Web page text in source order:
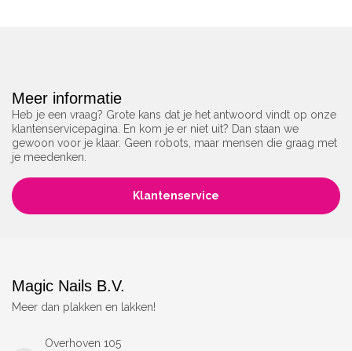
Meer informatie
Heb je een vraag? Grote kans dat je het antwoord vindt op onze
klantenservicepagina. En kom je er niet uit? Dan staan we
gewoon voor je klaar. Geen robots, maar mensen die graag met
je meedenken.
Klantenservice
Magic Nails B.V.
Meer dan plakken en lakken!
Overhoven 105